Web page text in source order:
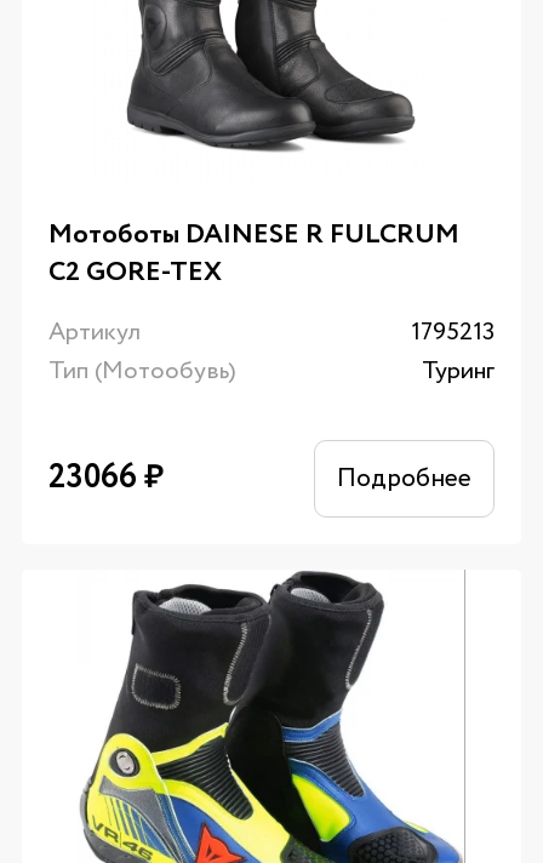
Мотоботы DAINESE R FULCRUM
C2 GORE-TEX
Артикул
1795213
Тип (Мотообувь)
Туринг
23066₽ Подробнее